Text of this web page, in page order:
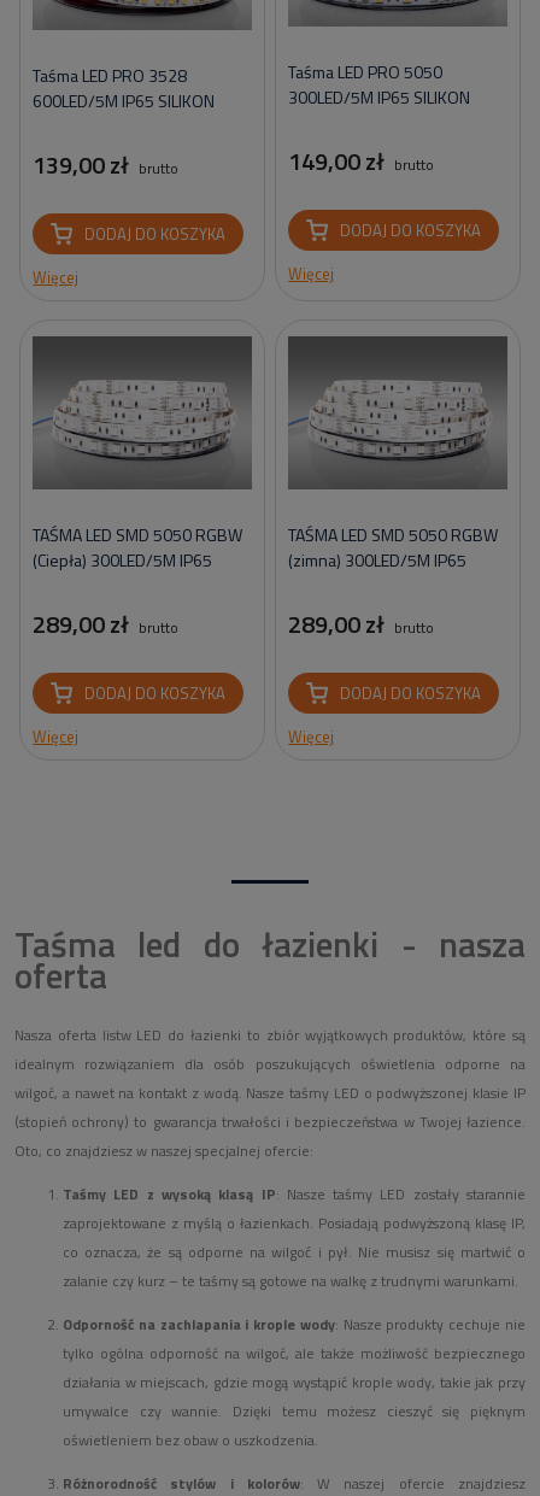
Taśma LED PRO 3528
600LED/5M IP65 SILIKON
139,00 zł brutto
DODAJ DO KOSZYKA
Więcej
Taśma LED PRO 5050
300LED/5M IP65 SILIKON
149,00 zł brutto
DODAJ DO KOSZYKA
Więcej
TAŚMA LED SMD 5050 RGBW
(Ciepła) 300LED/5M IP65
289,00 zł brutto
DODAJ DO KOSZYKA
Więcej
TAŚMA LED SMD 5050 RGBW
(zimna) 300LED/5M IP65
289,00 zł brutto
DODAJ DO KOSZYKA
Więcej
Taśma led do łazienki - nasza
oferta
Nasza oferta listw LED do łazienki to zbiór wyjątkowych produktów, które są
idealnym rozwiązaniem dla osób poszukujących oświetlenia odporne na
wilgoć, a nawet na kontakt z wodą. Nasze taśmy LED o podwyższonej klasie IP
(stopień ochrony) to gwarancja trwałości i bezpieczeństwa w Twojej łazience.
Oto, co znajdziesz w naszej specjalnej ofercie:
Taśmy LED z wysoką klasą IP: Nasze taśmy LED zostały starannie
zaprojektowane z myślą o łazienkach. Posiadają podwyższoną klasę IP,
co oznacza, że są odporne na wilgoć i pył. Nie musisz się martwić o
zalanie czy kurz – te taśmy są gotowe na walkę z trudnymi warunkami.
Odporność na zachlapania i krople wody: Nasze produkty cechuje nie
tylko ogólna odporność na wilgoć, ale także możliwość bezpiecznego
działania w miejscach, gdzie mogą wystąpić krople wody, takie jak przy
umywalce czy wannie. Dzięki temu możesz cieszyć się pięknym
oświetleniem bez obaw o uszkodzenia.
Różnorodność stylów i kolorów: W naszej ofercie znajdziesz